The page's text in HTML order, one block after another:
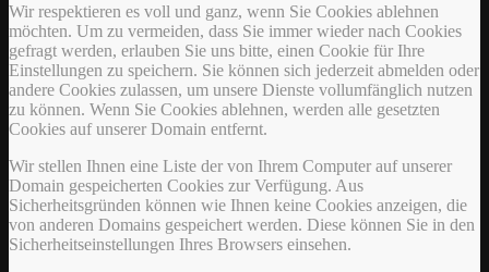
Wir respektieren es voll und ganz, wenn Sie Cookies ablehnen
möchten. Um zu vermeiden, dass Sie immer wieder nach Cookies
gefragt werden, erlauben Sie uns bitte, einen Cookie für Ihre
Einstellungen zu speichern. Sie können sich jederzeit abmelden oder
andere Cookies zulassen, um unsere Dienste vollumfänglich nutzen
zu können. Wenn Sie Cookies ablehnen, werden alle gesetzten
Cookies auf unserer Domain entfernt.
Wir stellen Ihnen eine Liste der von Ihrem Computer auf unserer
Domain gespeicherten Cookies zur Verfügung. Aus
Sicherheitsgründen können wie Ihnen keine Cookies anzeigen, die
von anderen Domains gespeichert werden. Diese können Sie in den
Sicherheitseinstellungen Ihres Browsers einsehen.